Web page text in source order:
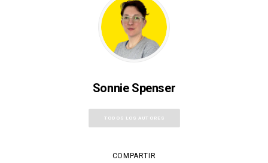
Sonnie Spenser
TODOS LOS AUTORES
COMPARTIR